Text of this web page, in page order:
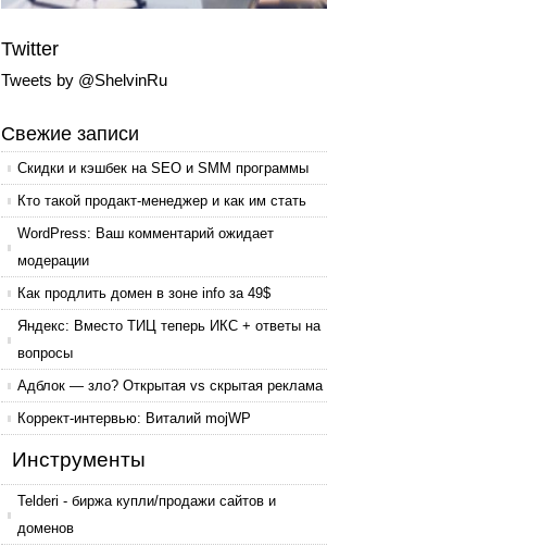
Twitter
Tweets by @ShelvinRu
Свежие записи
Скидки и кэшбек на SEO и SMM программы
Кто такой продакт-менеджер и как им стать
WordPress: Ваш комментарий ожидает
модерации
Как продлить домен в зоне info за 49$
Яндекс: Вместо ТИЦ теперь ИКС + ответы на
вопросы
Адблок — зло? Открытая vs скрытая реклама
Коррект-интервью: Виталий mojWP
Инструменты
Telderi - биржа купли/продажи сайтов и
доменов